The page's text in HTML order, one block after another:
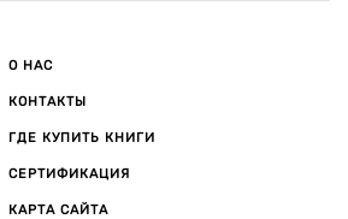
О НАС
КОНТАКТЫ
ГДЕ КУПИТЬ КНИГИ
СЕРТИФИКАЦИЯ
КАРТА САЙТА